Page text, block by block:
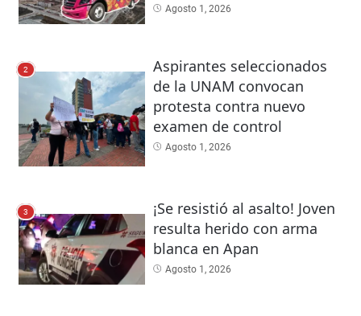
Agosto 1, 2026
2
Aspirantes seleccionados
de la UNAM convocan
protesta contra nuevo
examen de control
Agosto 1, 2026
3
¡Se resistió al asalto! Joven
resulta herido con arma
blanca en Apan
Agosto 1, 2026